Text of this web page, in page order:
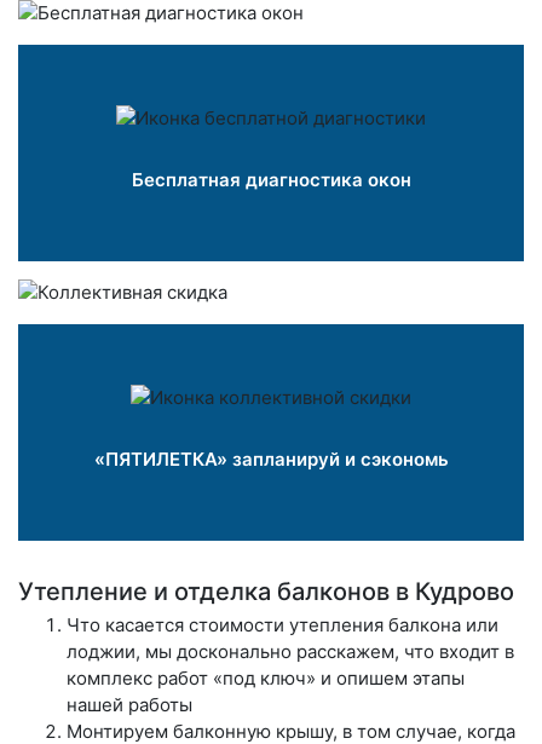
Бесплатная диагностика окон
«ПЯТИЛЕТКА» запланируй и сэкономь
Утепление и отделка балконов в Кудрово
Что касается стоимости утепления балкона или
лоджии, мы досконально расскажем, что входит в
комплекс работ «под ключ» и опишем этапы
нашей работы
Монтируем балконную крышу, в том случае, когда